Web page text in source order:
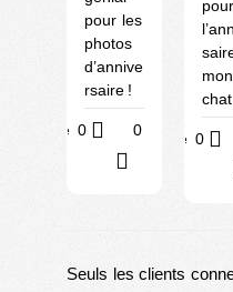
pour les
photos
d’annive
rsaire !
Utile 0 0
pour
mon
chat
Utile 0
Seuls les clients